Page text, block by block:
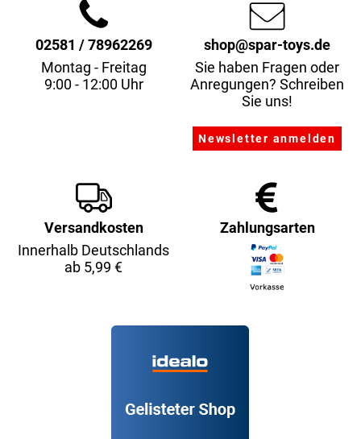
02581 / 78962269
Montag - Freitag
9:00 - 12:00 Uhr
shop@spar-toys.de
Sie haben Fragen oder
Anregungen? Schreiben
Sie uns!
Versandkosten
Innerhalb Deutschlands
ab 5,99 €
Zahlungsarten